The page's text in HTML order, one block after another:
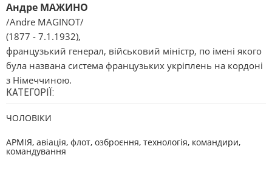
Андре МАЖИНО
/Andre MAGINOT/
(1877 - 7.1.1932),
французький генерал, військовий міністр, по імені якого
була названа система французьких укріплень на кордоні
з Німеччиною.
КАТЕГОРІЇ:
ЧОЛОВІКИ
АРМІЯ, авіація, флот, озброєння, технологія, командири,
командування